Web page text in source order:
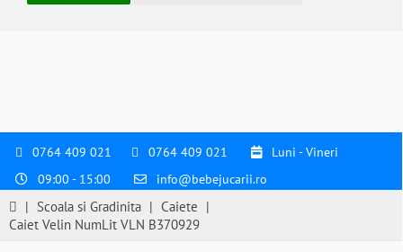
0764 409 021 0764 409 021
Luni - Vineri
09:00 - 15:00
info@bebejucarii.ro
| Scoala si Gradinita | Caiete |
Caiet Velin NumLit VLN B370929